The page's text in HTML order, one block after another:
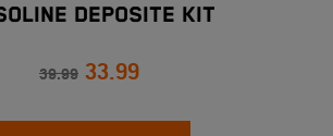
DEPOSITE KIT
39.99 33.99